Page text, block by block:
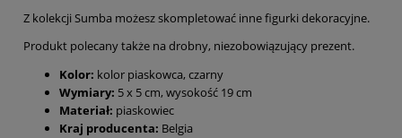
Z kolekcji Sumba możesz skompletować inne figurki dekoracyjne.
Produkt polecany także na drobny, niezobowiązujący prezent.
Kolor: kolor piaskowca, czarny
Wymiary: 5 x 5 cm, wysokość 19 cm
Materiał: piaskowiec
Kraj producenta: Belgia